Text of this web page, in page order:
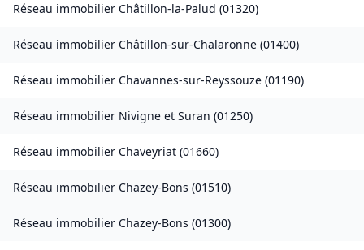
Réseau immobilier Châtillon-la-Palud (01320)
Réseau immobilier Châtillon-sur-Chalaronne (01400)
Réseau immobilier Chavannes-sur-Reyssouze (01190)
Réseau immobilier Nivigne et Suran (01250)
Réseau immobilier Chaveyriat (01660)
Réseau immobilier Chazey-Bons (01510)
Réseau immobilier Chazey-Bons (01300)